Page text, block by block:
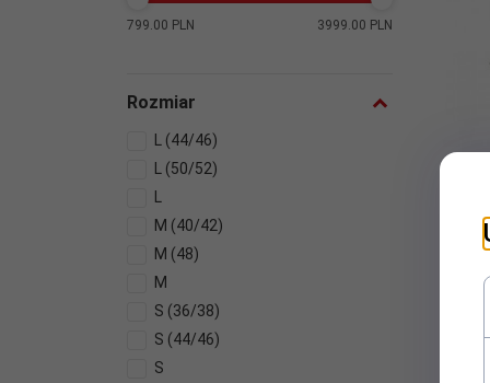
799.00 PLN 3999.00 PLN
Rozmiar
L (44/46)
L (50/52)
M (40/42)
M (48)
M
S (36/38)
S (44/46)
S